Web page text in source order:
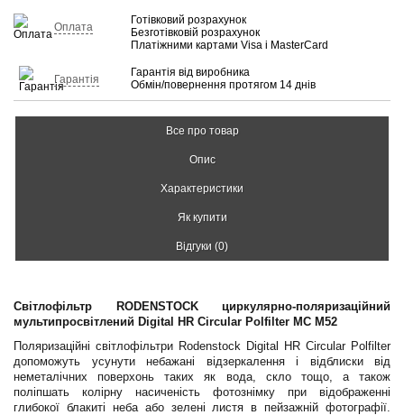
Оплата
Готівковий розрахунок
Безготівковій розрахунок
Платіжними картами Visa і MasterCard
Гарантія
Гарантія від виробника
Обмін/повернення протягом 14 днів
Все про товар
Опис
Характеристики
Як купити
Відгуки (0)
Світлофільтр RODENSTOCK циркулярно-поляризаційний
мультипросвітлений Digital HR Circular Polfilter MC M52
Поляризаційні світлофільтри Rodenstock Digital HR Circular Polfilter
допоможуть усунути небажані відзеркалення і відблиски від
неметалічних поверхонь таких як вода, скло тощо, а також
поліпшать колірну насиченість фотознімку при відображенні
глибокої блакиті неба або зелені листя в пейзажній фотографії.